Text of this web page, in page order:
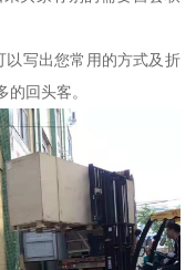
以写出您常用的方式及折
回头客。